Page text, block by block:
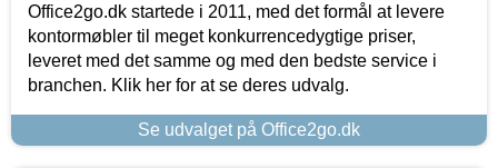
Office2go.dk startede i 2011, med det formål at levere
kontormøbler til meget konkurrencedygtige priser,
leveret med det samme og med den bedste service i
branchen. Klik her for at se deres udvalg.
Se udvalget på Office2go.dk